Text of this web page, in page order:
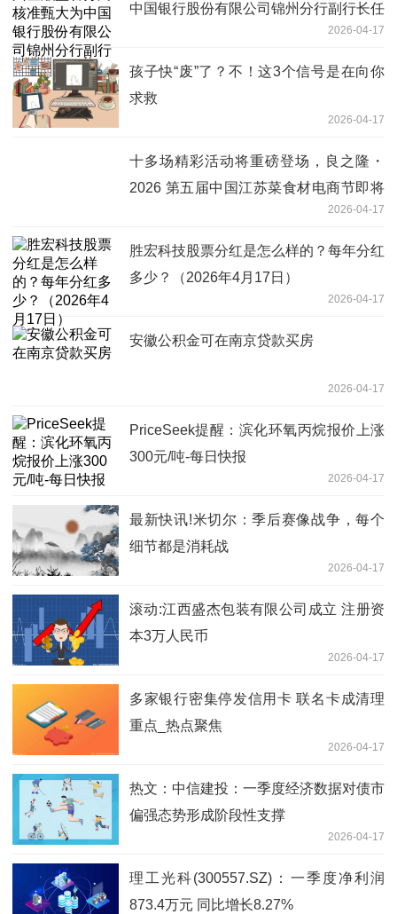
中国银行股份有限公司锦州分行副行长任
2026-04-17
孩子快“废”了？不！这3个信号是在向你
求救
2026-04-17
十多场精彩活动将重磅登场，良之隆・
2026 第五届中国江苏菜食材电商节即将
2026-04-17
胜宏科技股票分红是怎么样的？每年分红
多少？（2026年4月17日）
2026-04-17
安徽公积金可在南京贷款买房
2026-04-17
PriceSeek提醒：滨化环氧丙烷报价上涨
300元/吨-每日快报
2026-04-17
最新快讯!米切尔：季后赛像战争，每个
细节都是消耗战
2026-04-17
滚动:江西盛杰包装有限公司成立 注册资
本3万人民币
2026-04-17
多家银行密集停发信用卡 联名卡成清理
重点_热点聚焦
2026-04-17
热文：中信建投：一季度经济数据对债市
偏强态势形成阶段性支撑
2026-04-17
理工光科(300557.SZ)：一季度净利润
873.4万元 同比增长8.27%